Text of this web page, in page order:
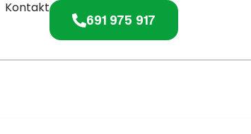
Kontakt
691 975 917